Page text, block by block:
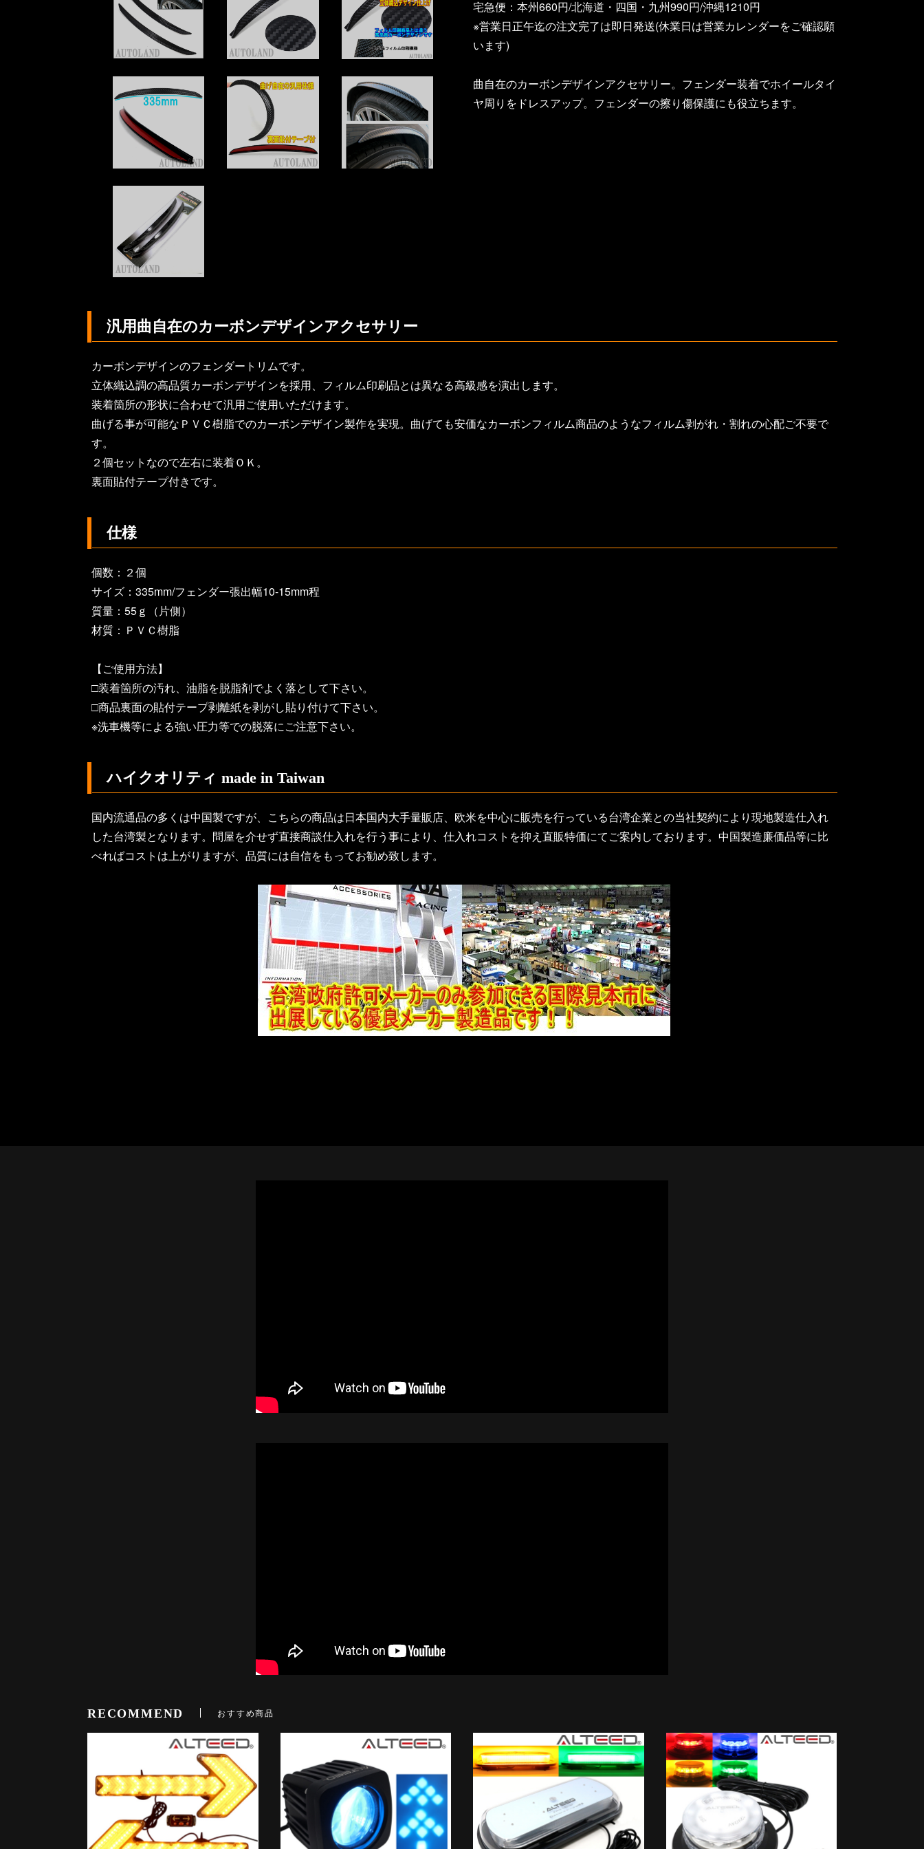
宅急便：本州660円/北海道・四国・九州990円/沖縄1210円
※営業日正午迄の注文完了は即日発送(休業日は営業カレンダーをご確認願
います)
曲自在のカーボンデザインアクセサリー。フェンダー装着でホイールタイ
ヤ周りをドレスアップ。フェンダーの擦り傷保護にも役立ちます。
汎用曲自在のカーボンデザインアクセサリー
カーボンデザインのフェンダートリムです。
立体織込調の高品質カーボンデザインを採用、フィルム印刷品とは異なる高級感を演出します。
装着箇所の形状に合わせて汎用ご使用いただけます。
曲げる事が可能なＰＶＣ樹脂でのカーボンデザイン製作を実現。曲げても安価なカーボンフィルム商品のようなフィルム剥がれ・割れの心配ご不要で
す。
２個セットなので左右に装着ＯＫ。
裏面貼付テープ付きです。
仕様
個数：２個
サイズ：335mm/フェンダー張出幅10-15mm程
質量：55ｇ（片側）
材質：ＰＶＣ樹脂
【ご使用方法】
□装着箇所の汚れ、油脂を脱脂剤でよく落として下さい。
□商品裏面の貼付テープ剥離紙を剥がし貼り付けて下さい。
※洗車機等による強い圧力等での脱落にご注意下さい。
ハイクオリティ made in Taiwan
国内流通品の多くは中国製ですが、こちらの商品は日本国内大手量販店、欧米を中心に販売を行っている台湾企業との当社契約により現地製造仕入れ
した台湾製となります。問屋を介せず直接商談仕入れを行う事により、仕入れコストを抑え直販特価にてご案内しております。中国製造廉価品等に比
べればコストは上がりますが、品質には自信をもってお勧め致します。
RECOMMEND おすすめ商品